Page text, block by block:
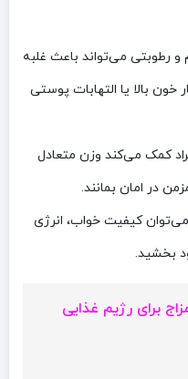
رطوبتی می‌تواند باعث غلبه
بالا یا التهابات پوستی
کمک می‌کند وزن متعادل
در امان بمانند.
کیفیت خواب، انرژی
بخشید.
برای رژیم غذایی